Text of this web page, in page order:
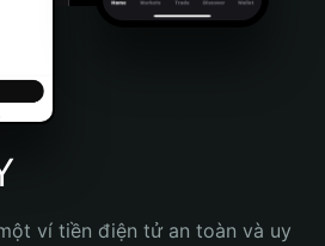
ví tiền điện tử an toàn và uy